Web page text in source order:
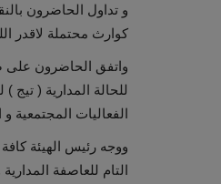
و تداول الحاضرون
كوارث محتملة لاقدر
واتفق الحاضرون على
للحالة المدارية ( تيج
الفعاليات المجتمعية
ووجه رئيس الهيئة كافة
التام للعاصفة